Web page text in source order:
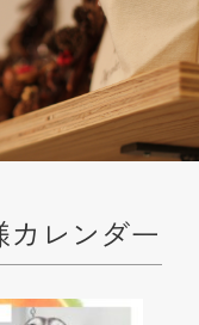
カレンダー